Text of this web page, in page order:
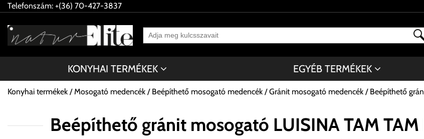
Telefonszám: +(36) 70-427-3837
KONYHAI TERMÉKEK EGYÉB TERMÉKEK
Konyhai termékek Mosogató medencék Beépíthető mosogató medencék Gránit mosogató medencék Beépíthető
Beépíthető gránit mosogató LUISINA TAM